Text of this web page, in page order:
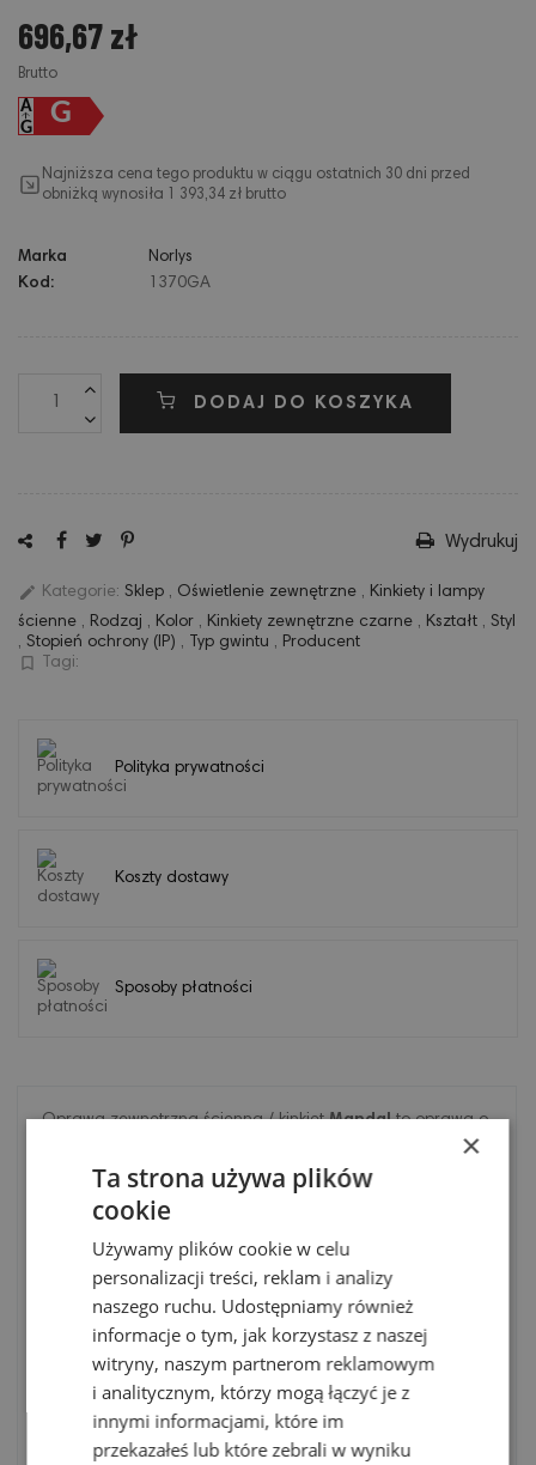
696,67 zł
Brutto
G
Najniższa cena tego produktu w ciągu ostatnich 30 dni przed
obniżką wynosiła 1 393,34 zł brutto
Marka
Norlys
Kod:
1370GA
DODAJ DO KOSZYKA
Wydrukuj
edit Kategorie: Sklep , Oświetlenie zewnętrzne , Kinkiety i lampy
ścienne , Rodzaj , Kolor , Kinkiety zewnętrzne czarne , Kształt , Styl
, Stopień ochrony (IP) , Typ gwintu , Producent
bookmark_border Tagi:
Polityka prywatności
Koszty dostawy
Sposoby płatności
Oprawa zewnętrzna ścienna / kinkietMandalto oprawa o
współczesnym wzornictwie. Front oprawy wykonany jest ze
przeźroczyste. Światło dwustronne, ukierunkowane do góry
i w dół. Oprawę można zastosować do iluminacji ścian.
Uwagi: Oprawa zawiera źródła światła w komplecie z
oprawą.
Lumeny 530lm
×
Ta strona używa plików
cookie
Używamy plików cookie w celu
personalizacji treści, reklam i analizy
naszego ruchu. Udostępniamy również
informacje o tym, jak korzystasz z naszej
witryny, naszym partnerom reklamowym
i analitycznym, którzy mogą łączyć je z
innymi informacjami, które im
przekazałeś lub które zebrali w wyniku